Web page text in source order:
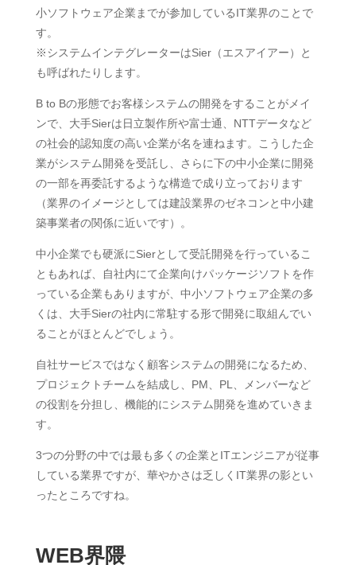
小ソフトウェア企業までが参加しているIT業界のことで
す。
※システムインテグレーターはSier（エスアイアー）と
も呼ばれたりします。
B to Bの形態でお客様システムの開発をすることがメイ
ンで、大手Sierは日立製作所や富士通、NTTデータなど
の社会的認知度の高い企業が名を連ねます。こうした企
業がシステム開発を受託し、さらに下の中小企業に開発
の一部を再委託するような構造で成り立っております
（業界のイメージとしては建設業界のゼネコンと中小建
築事業者の関係に近いです）。
中小企業でも硬派にSierとして受託開発を行っているこ
ともあれば、自社内にて企業向けパッケージソフトを作
っている企業もありますが、中小ソフトウェア企業の多
くは、大手Sierの社内に常駐する形で開発に取組んでい
ることがほとんどでしょう。
自社サービスではなく顧客システムの開発になるため、
プロジェクトチームを結成し、PM、PL、メンバーなど
の役割を分担し、機能的にシステム開発を進めていきま
す。
3つの分野の中では最も多くの企業とITエンジニアが従事
している業界ですが、華やかさは乏しくIT業界の影とい
ったところですね。
WEB界隈